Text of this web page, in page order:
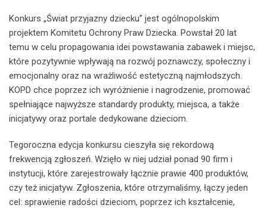
Konkurs „Świat przyjazny dziecku” jest ogólnopolskim
projektem Komitetu Ochrony Praw Dziecka. Powstał 20 lat
temu w celu propagowania idei powstawania zabawek i miejsc,
które pozytywnie wpływają na rozwój poznawczy, społeczny i
emocjonalny oraz na wrażliwość estetyczną najmłodszych.
KOPD chce poprzez ich wyróżnienie i nagrodzenie, promować
spełniające najwyższe standardy produkty, miejsca, a także
inicjatywy oraz portale dedykowane dzieciom.
Tegoroczna edycja konkursu cieszyła się rekordową
frekwencją zgłoszeń. Wzięło w niej udział ponad 90 firm i
instytucji, które zarejestrowały łącznie prawie 400 produktów,
czy też inicjatyw. Zgłoszenia, które otrzymaliśmy, łączy jeden
cel: sprawienie radości dzieciom, poprzez ich kształcenie,